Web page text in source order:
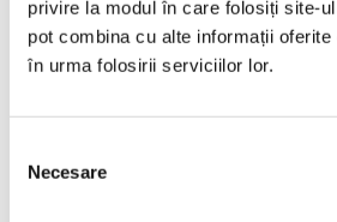
privire la modul în care folosiți site-
pot combina cu alte informații
în urma folosirii serviciilor lor.
consimțământului
Necesare
Finanțe
Limba Engleză
Management și Leadership